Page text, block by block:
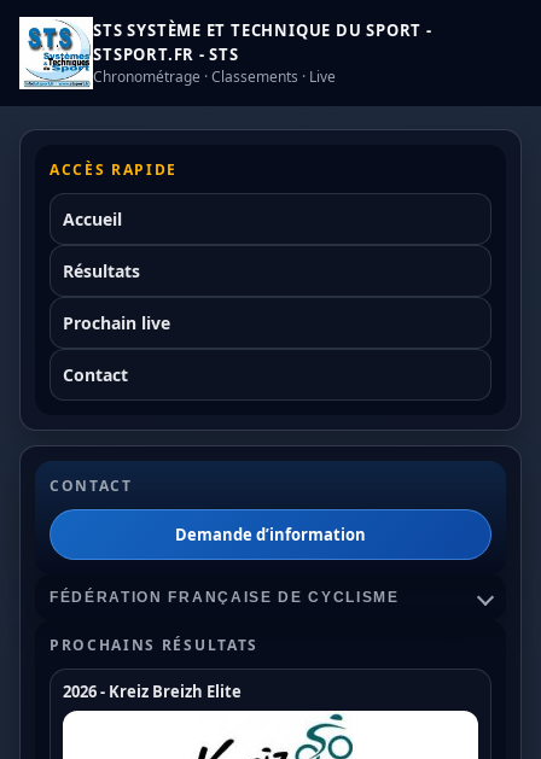
STS SYSTÈME ET TECHNIQUE DU SPORT -
STSPORT.FR - STS
Chronométrage · Classements · Live
ACCÈS RAPIDE
Accueil
Résultats
Prochain live
Contact
CONTACT
Demande d’information
FÉDÉRATION FRANÇAISE DE CYCLISME
Championnats de France
PROCHAINS RÉSULTATS
2026 - Kreiz Breizh Elite